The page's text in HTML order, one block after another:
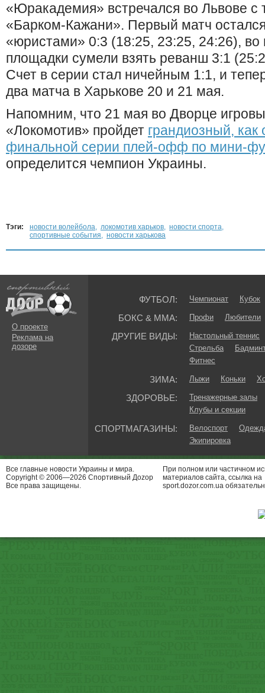
«Юракадемия» встречался во Львове
«Барком-Кажани». Первый матч
«юристами» 0:3 (18:25, 23:25, 24:26), во
площадки сумели взять реванш 3:1
Счет в серии стал ничейным 1:1, и
два матча в Харькове 20 и 21 мая.
Напомним, что 21 мая во Дворце
«Локомотив» пройдет грандиозный, как
финальной серии плей-офф по мини-
определится чемпион Украины.
Тэги: новости волейбола, локомотив харьков, новости спорта,
спортивные события, новости харькова
О проекте
Реклама на
дозоре
ФУТБОЛ: Чемпионат Кубок
БОКС & ММА: Профи Любители
ДРУГИЕ ВИДЫ:
Настольный теннис
Стрельба
Фитнес
ЗИМА: Лыжи Коньки
ЗДОРОВЬЕ:
Тренажерные залы
Клубы и секции
СПОРТМАГАЗИНЫ: Велоспорт
Экипировка
Все главные новости Украины и мира.
Copyright © 2006—2026 Спортивный Доzор
Все права защищены.
При полном или частичном
материалов сайта, ссылка на
sport.dozor.com.ua